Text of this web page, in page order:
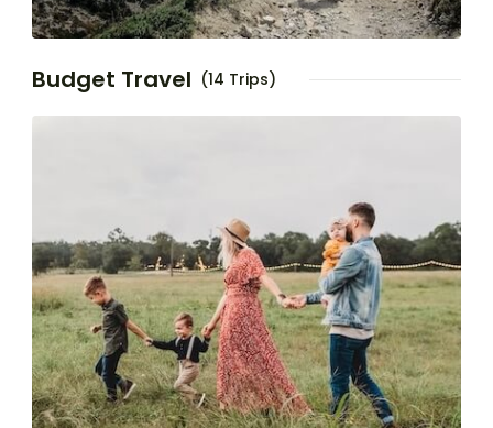
Budget Travel (14 Trips)